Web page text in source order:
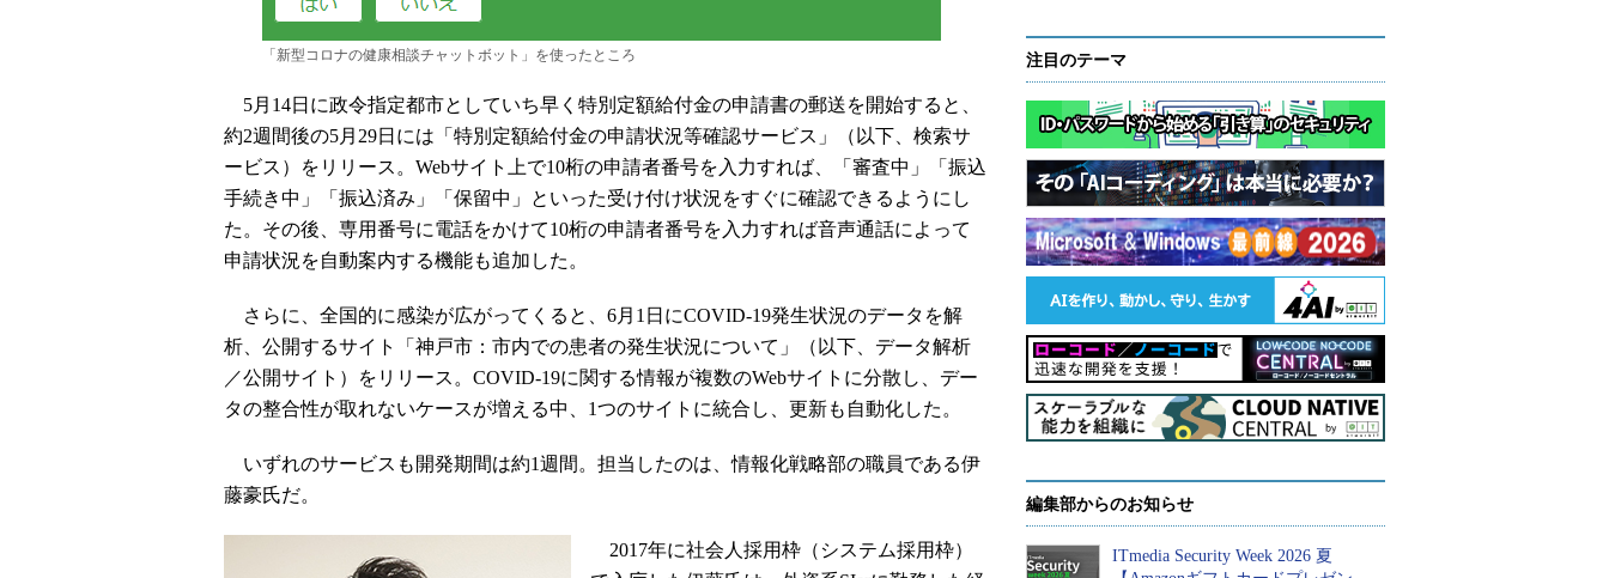
「新型コロナの健康相談チャットボット」を使ったところ
5月14日に政令指定都市としていち早く特別定額給付⾦の申請書の郵送を開始すると、
約2週間後の5月29日には「特別定額給付金の申請状況等確認サービス」（以下、検索サ
ービス）をリリース。Webサイト上で10桁の申請者番号を入力すれば、「審査中」「振込
⼿続き中」「振込済み」「保留中」といった受け付け状況をすぐに確認できるようにし
た。その後、専用番号に電話をかけて10桁の申請者番号を入力すれば音声通話によって
申請状況を自動案内する機能も追加した。
さらに、全国的に感染が広がってくると、6月1日にCOVID-19発生状況のデータを解
析、公開するサイト「神戸市：市内での患者の発生状況について」（以下、データ解析
／公開サイト）をリリース。COVID-19に関する情報が複数のWebサイトに分散し、デー
タの整合性が取れないケースが増える中、1つのサイトに統合し、更新も自動化した。
いずれのサービスも開発期間は約1週間。担当したのは、情報化戦略部の職員である伊
藤豪氏だ。
2017年に社会人採用枠（システム採用枠）
注目のテーマ
編集部からのお知らせ
ITmedia Security Week 2026 夏